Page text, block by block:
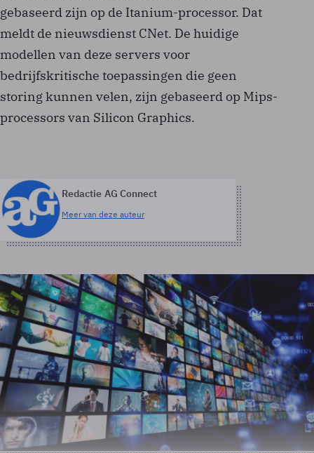
gebaseerd zijn op de Itanium-processor. Dat
meldt de nieuwsdienst CNet. De huidige
modellen van deze servers voor
bedrijfskritische toepassingen die geen
storing kunnen velen, zijn gebaseerd op Mips-
processors van Silicon Graphics.
Redactie AG Connect
Meer van deze auteur